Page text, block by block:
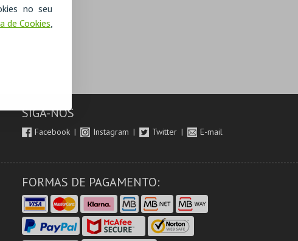
no seu
de Cookies,
SIGA-NOS
Facebook Instagram Twitter E-mail
FORMAS DE PAGAMENTO: